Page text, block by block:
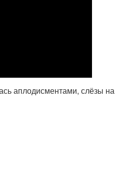
аплодисментами, слёзы на